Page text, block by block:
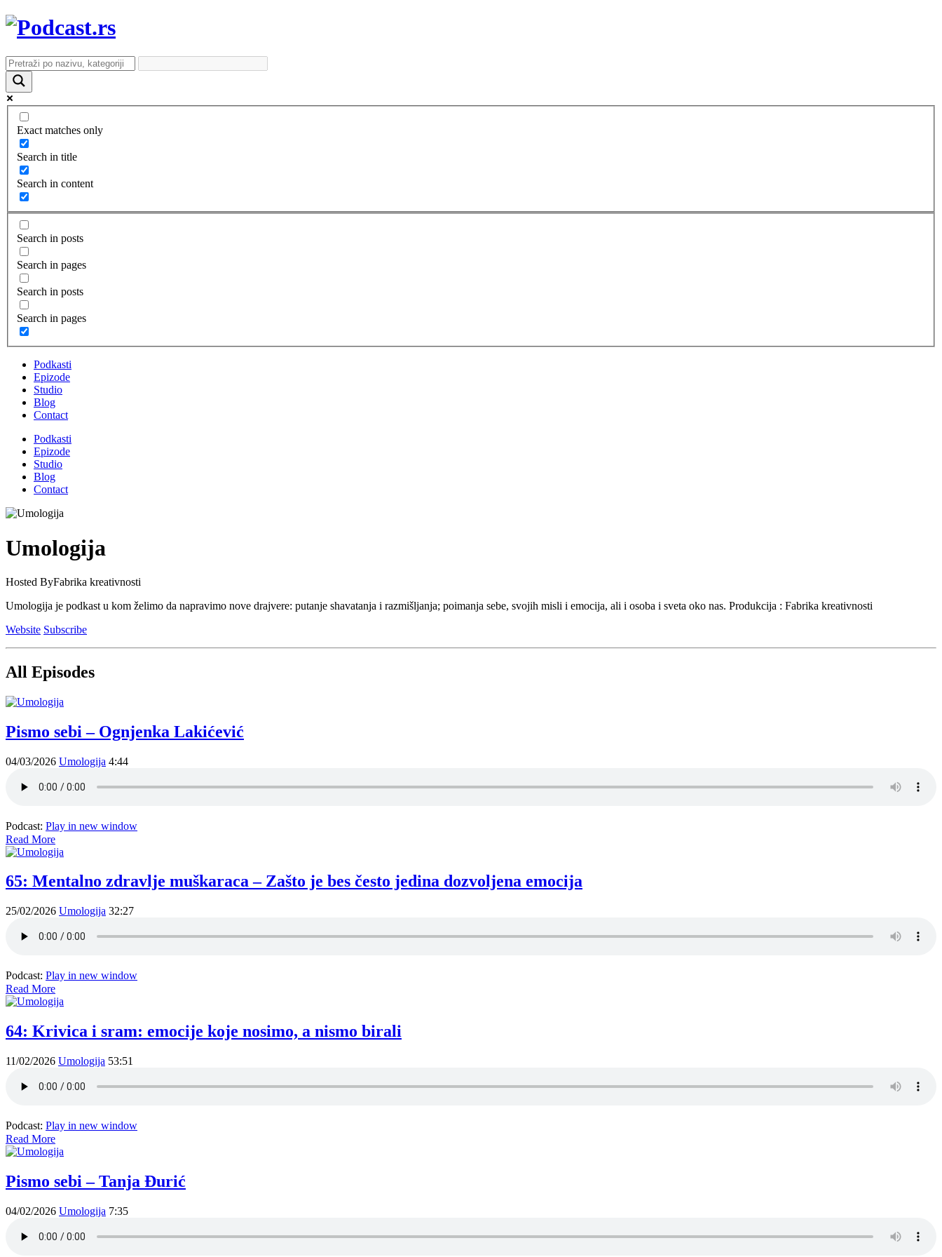
Exact matches only
Search in title
Search in content
Search in posts
Search in pages
Search in posts
Search in pages
Podkasti
Epizode
Studio
Blog
Contact
Podkasti
Epizode
Studio
Blog
Contact
Umologija
Hosted ByFabrika kreativnosti
Umologija je podkast u kom želimo da napravimo nove drajvere: putanje shavatanja i razmišljanja; poimanja sebe, svojih misli i emocija, ali i osoba i sveta oko nas. Produkcija : Fabrika kreativnosti
Website Subscribe
All Episodes
Pismo sebi – Ognjenka Lakićević
04/03/2026 Umologija 4:44
Podcast: Play in new window
Read More
65: Mentalno zdravlje muškaraca – Zašto je bes često jedina dozvoljena emocija
25/02/2026 Umologija 32:27
Podcast: Play in new window
Read More
64: Krivica i sram: emocije koje nosimo, a nismo birali
11/02/2026 Umologija 53:51
Podcast: Play in new window
Read More
Pismo sebi – Tanja Đurić
04/02/2026 Umologija 7:35